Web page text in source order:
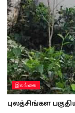
இலங்கை
புலத்சிங்கள